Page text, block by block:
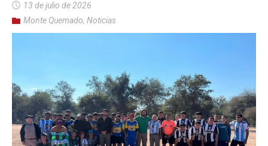
13 de julio de 2026
Monte Quemado, Noticias